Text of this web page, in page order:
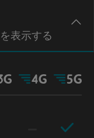
を表示する